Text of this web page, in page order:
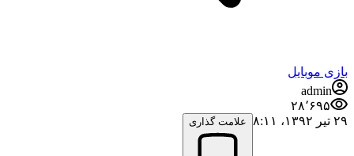
بازی موبایل
admin
۲۸٬۶۹۵
۲۹ تیر ۱۳۹۲،‏ ۸:۱۱
علامت گذاری